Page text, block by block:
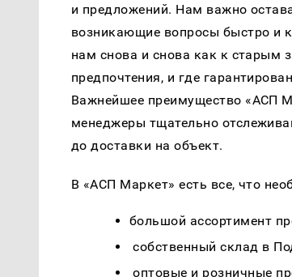
и предложений. Нам важно
возникающие вопросы быстро и
нам снова и снова как к старым
предпочтения, и где
Важнейшее преимущество «АСП
менеджеры тщательно
до доставки на объект.
В «АСП Маркет» есть все, что
большой ассортимент
собственный склад в
оптовые и розничные